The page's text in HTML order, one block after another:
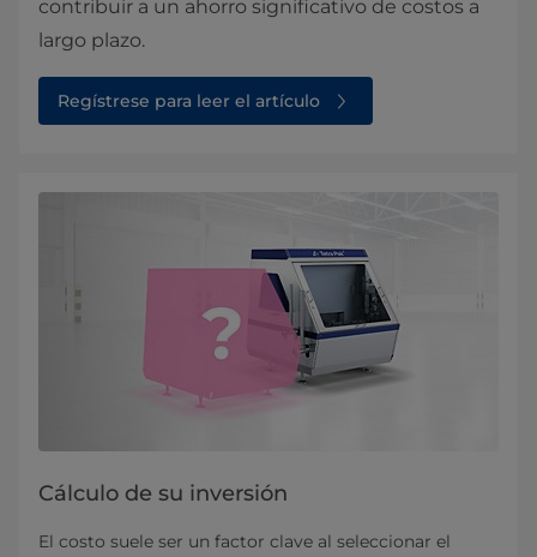
contribuir a un ahorro significativo de costos a
largo plazo.
Regístrese para leer el artículo
Cálculo de su inversión
El costo suele ser un factor clave al seleccionar el